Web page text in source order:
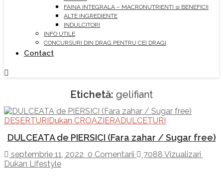
FAINA INTEGRALA – MACRONUTRIENTI si BENEFICII
ALTE INGREDIENTE
INDULCITORI
INFO UTILE
CONCURSURI DIN DRAG PENTRU CEI DRAGI
Contact
Etichetă: gelifiant
DESERTURIDukan CROAZIERADULCETURI
DULCEATA de PIERSICI (Fara zahar / Sugar free)
septembrie 11, 2022 0 Comentarii
7088 Vizualizari
Dukan Lifestyle